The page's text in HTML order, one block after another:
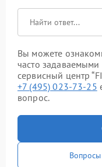
Вы можете
часто
сервисный центр
+7 (495) 023-73-25
вопрос.